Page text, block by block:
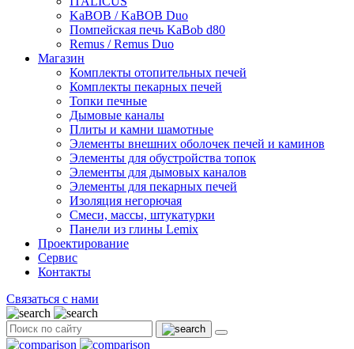
KaBOB / KaBOB Duo
Помпейская печь KaBob d80
Remus / Remus Duo
Магазин
Комплекты отопительных печей
Комплекты пекарных печей
Топки печные
Дымовые каналы
Плиты и камни шамотные
Элементы внешних оболочек печей и каминов
Элементы для обустройства топок
Элементы для дымовых каналов
Элементы для пекарных печей
Изоляция негорючая
Смеси, массы, штукатурки
Панели из глины Lemix
Проектирование
Сервис
Контакты
Связаться с нами